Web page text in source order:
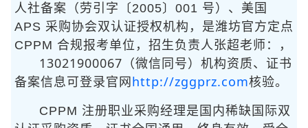
人社备案（劳引字〔2005〕001 号）、美国
APS 采购协会双认证授权机构，是潍坊官方定点
CPPM 合规报考单位，招生负责人张超老师：
13021900067（微信同号）
，
机构资质、证书
备案信息可登录官网 http://zggprz.com核验。
CPPM 注册职业采购经理是国内稀缺国际双